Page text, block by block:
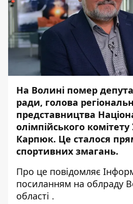
На Волині помер
ради, голова
представництва
олімпійського
Карпюк. Це сталося
спортивних змагань.
Про це повідомляє
посиланням на облраду
області .